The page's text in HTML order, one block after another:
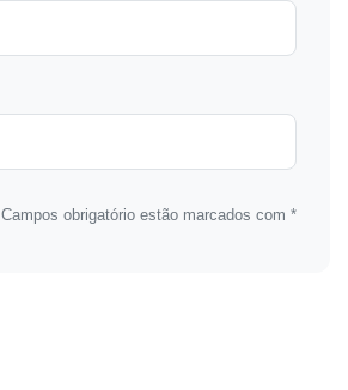
Campos obrigatório estão marcados com *